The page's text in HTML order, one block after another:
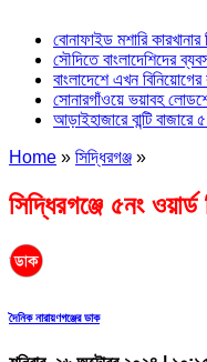
বোনাফাইড মশারি
সৌদিতে বাংলাদেশিদের
বাংলাদেশে এখন
সোনারগাঁওয়ে ভয়াবহ
আড়াইহাজারে বান্টি
Home » সিদ্ধিরগঞ্জ »
সিদ্ধিরগঞ্জে ৫নং
দৈনিক নারায়ণগঞ্জের ডাক